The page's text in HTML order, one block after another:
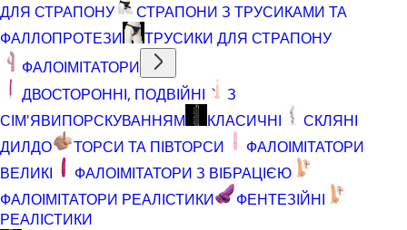
ДЛЯ СТРАПОНУ
СТРАПОНИ З ТРУСИКАМИ ТА
ФАЛЛОПРОТЕЗИ
ТРУСИКИ ДЛЯ СТРАПОНУ
ФАЛОІМІТАТОРИ
ДВОСТОРОННІ, ПОДВІЙНІ
З
СІМ'ЯВИПОРСКУВАННЯМ
КЛАСИЧНІ
СКЛЯНІ
ДИЛДО
ТОРСИ ТА ПІВТОРСИ
ФАЛОІМІТАТОРИ
ВЕЛИКІ
ФАЛОІМІТАТОРИ З ВІБРАЦІЄЮ
ФАЛОІМІТАТОРИ РЕАЛІСТИКИ
ФЕНТЕЗІЙНІ
РЕАЛІСТИКИ